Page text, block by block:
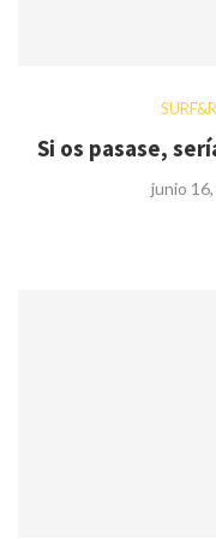
Si os pasase,
junio